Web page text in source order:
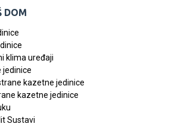
DOM
klima uređaji
jedinice
kazetne jedinice
kazetne jedinice
Sustavi